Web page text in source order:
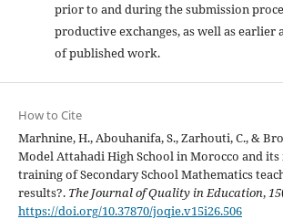
prior to and during the submission
productive exchanges, as well as earlier
of published work.
How to Cite
Marhnine, H., Abouhanifa, S., Zarhouti, C., &
Model Attahadi High School in Morocco and
training of Secondary School Mathematics
results?. The Journal of Quality in Education,15
https://doi.org/10.37870/joqie.v15i26.506